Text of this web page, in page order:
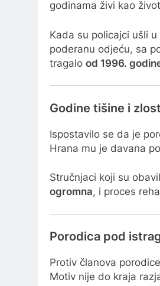
godinama živi kao
Kada su policajci ušli
poderanu odjeću, sa
tragalo od 1996.
Godine tišine i
Ispostavilo se da je
Hrana mu je davana
Stručnjaci koji su
ogromna, i proces
Porodica pod
Protiv članova
Motiv nije do kraja